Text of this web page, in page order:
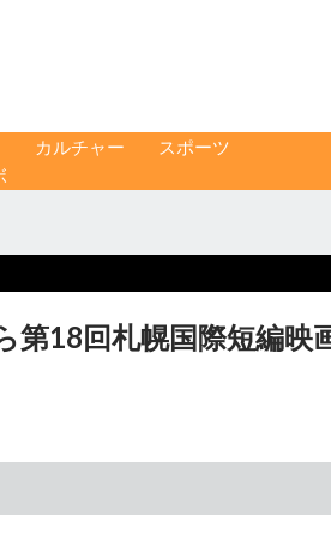
カルチャー
スポーツ
18回札幌国際短編映